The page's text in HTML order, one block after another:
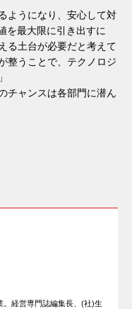
ようになり、安心して対
を最大限に引き出すに
る土台が必要だと考えて
整うことで、テクノロジ
チャンスは各部門に潜ん
。経営専門誌編集長、(社)生